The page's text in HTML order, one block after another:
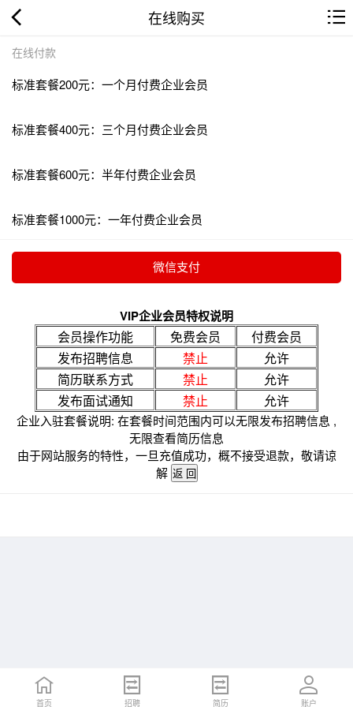
在线购买
在线付款
标准套餐200元：一个月付费企业会员
标准套餐400元：三个月付费企业会员
标准套餐600元：半年付费企业会员
标准套餐1000元：一年付费企业会员
VIP企业会员特权说明
会员操作功能 免费会员
付费会员
发布招聘信息
禁止
允许
简历联系方式
禁止
允许
发布面试通知
禁止 允许
企业入驻套餐说明: 在套餐时间范围内可以无限发布招聘信息 ,
无限查看简历信息
由于网站服务的特性，一旦充值成功，概不接受退款，敬请谅
解
首页 招聘 简历 账户